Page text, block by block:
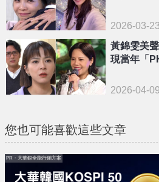
2026-03-
黃錦雯美
現當年「
2026-04-
您也可能喜歡這些文章
PR・大華銀全能行銷方案